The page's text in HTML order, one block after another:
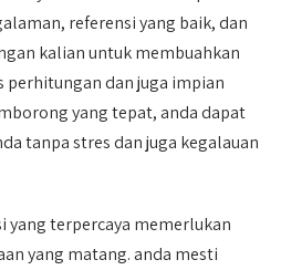
referensi yang baik, dan
kalian untuk membuahkan
perhitungan dan juga impian
yang tepat, anda dapat
tanpa stres dan juga kegalauan
yang terpercaya memerlukan
yang matang. anda mesti